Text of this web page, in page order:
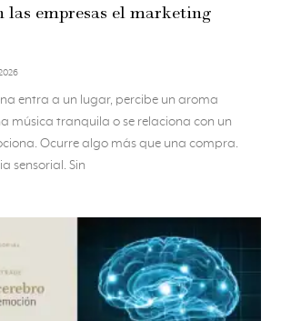
las empresas el marketing
entra a un lugar, percibe un aroma
música tranquila o se relaciona con un
Ocurre algo más que una compra.
sensorial. Sin